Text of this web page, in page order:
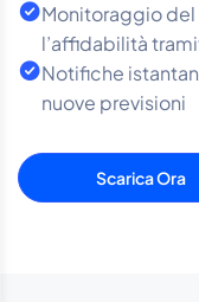
Monitoraggio
l’affidabilità
Notifiche
nuove previsioni
Scarica Ora